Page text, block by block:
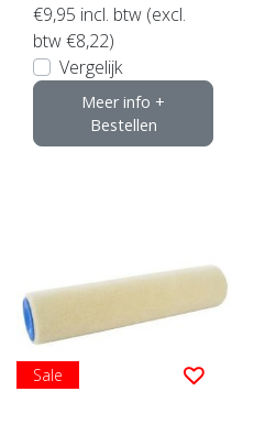
€9,95 incl. btw (excl.
btw €8,22)
Vergelijk
Meer info +
Bestellen
Sale